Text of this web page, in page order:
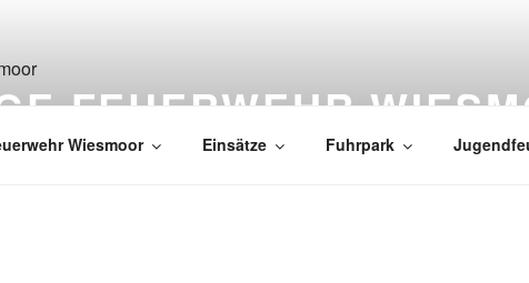
FEUERWEHR
Wiesmoor Einsätze Fuhrpark